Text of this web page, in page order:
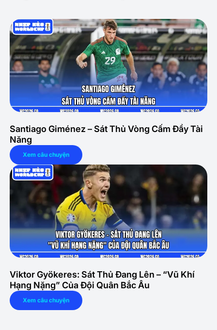
Santiago Giménez – Sát Thủ Vòng Cấm Đầy Tài
Năng
Xem câu chuyện
Viktor Gyökeres: Sát Thủ Đang Lên – “Vũ Khí
Hạng Nặng” Của Đội Quân Bắc Âu
Xem câu chuyện